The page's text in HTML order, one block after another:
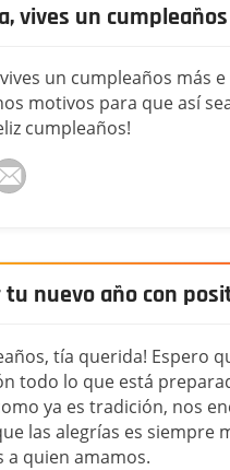
vives un
un cumpleaños más
motivos para que así
cumpleaños!
tu nuevo año con
tía querida! Espero
todo lo que está
ya es tradición, nos
las alegrías es siempre
a quien amamos.